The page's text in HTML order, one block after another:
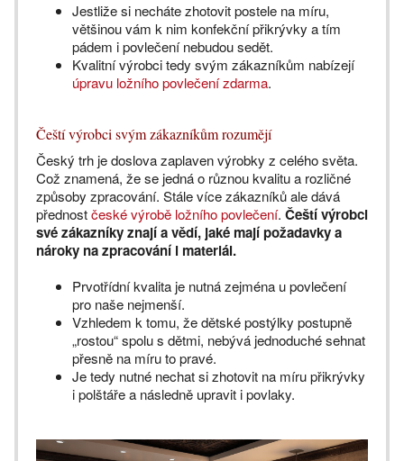
Jestliže si necháte zhotovit postele na míru,
většinou vám k nim konfekční přikrývky a tím
pádem i povlečení nebudou sedět.
Kvalitní výrobci tedy svým zákazníkům nabízejí
úpravu ložního povlečení zdarma.
Čeští výrobci svým zákazníkům rozumějí
Český trh je doslova zaplaven výrobky z celého světa.
Což znamená, že se jedná o různou kvalitu a rozličné
způsoby zpracování. Stále více zákazníků ale dává
přednostčeské výrobě ložního povlečení. Čeští výrobci
své zákazníky znají a vědí, jaké mají požadavky a
nároky na zpracování i materiál.
Prvotřídní kvalita je nutná zejména u povlečení
pro naše nejmenší.
Vzhledem k tomu, že dětské postýlky postupně
„rostou“ spolu s dětmi, nebývá jednoduché sehnat
přesně na míru to pravé.
Je tedy nutné nechat si zhotovit na míru přikrývky
i polštáře a následně upravit i povlaky.